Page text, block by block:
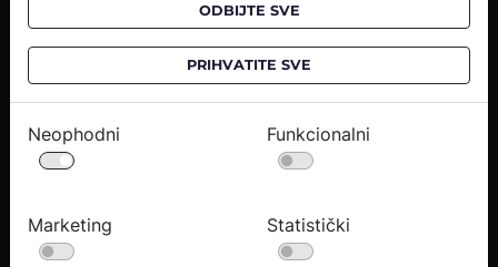
O NAMA
Kontaktirajte nas
Karijere
Uvjeti kupnje
ODBIJTE SVE
PRIHVATITE SVE
Neophodni Funkcionalni
Marketing Statistički